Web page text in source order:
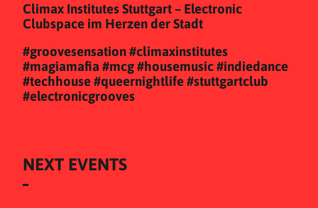
Climax Institutes Stuttgart – Electronic
Clubspace im Herzen der Stadt
#groovesensation #climaxinstitutes
#magiamafia #mcg #housemusic #indiedance
#techhouse #queernightlife #stuttgartclub
#electronicgrooves
NEXT EVENTS